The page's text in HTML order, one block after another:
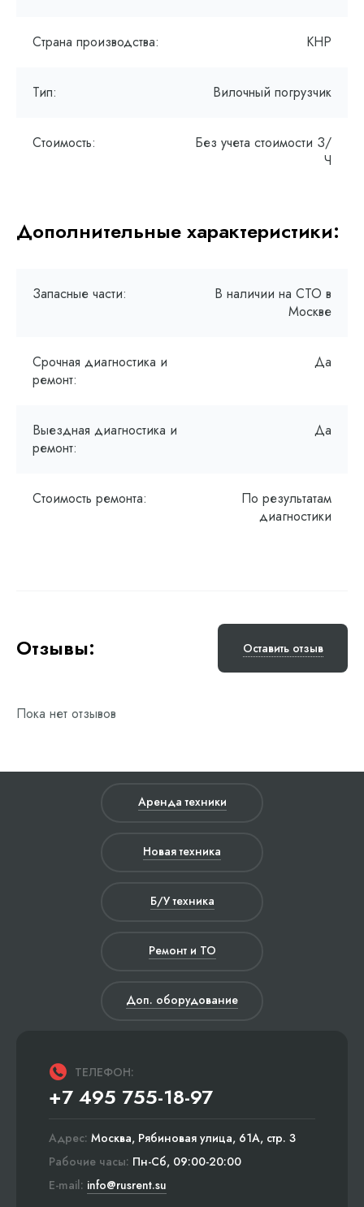
Страна производства: КНР
Тип: Вилочный погрузчик
Стоимость:
Без учета стоимости З/
Ч
Дополнительные характеристики:
Запасные части:
В наличии на СТО в
Москве
Срочная диагностика и
ремонт:
Да
Выездная диагностика и
ремонт:
Да
Стоимость ремонта:
По результатам
диагностики
Отзывы: Оставить отзыв
Пока нет отзывов
Аренда техники
Новая техника
Б/У техника
Ремонт и ТО
Доп. оборудование
ТЕЛЕФОН:
+7 495 755-18-97
Адрес: Москва, Рябиновая улица, 61А, стр. 3
Рабочие часы: Пн-Сб, 09:00-20:00
E-mail: info@rusrent.su